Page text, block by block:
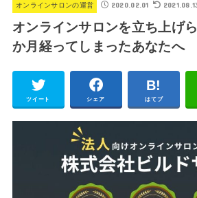
オンラインサロンの運営 2020.02.01
オンラインサロンを立ち上げ
か月経ってしまったあなたへ
ツイート シェア はてブ